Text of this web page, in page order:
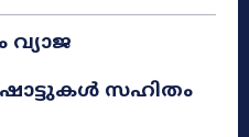
വ്യാജ
സഹിതം